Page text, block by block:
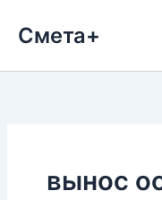
Смета+
вынос